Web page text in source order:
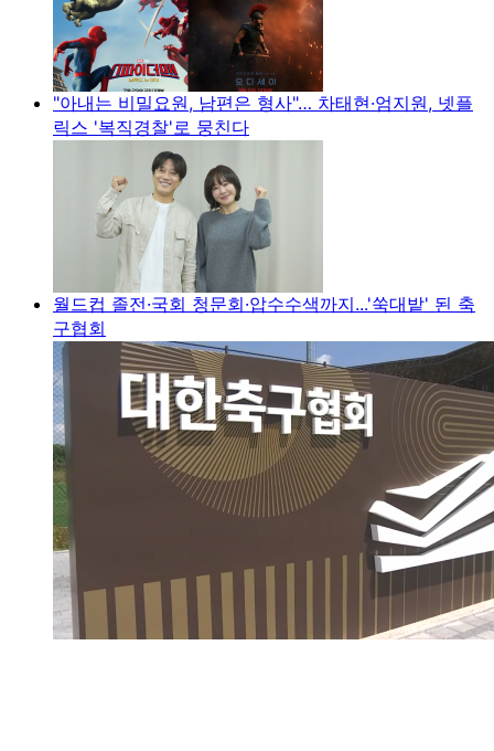
"아내는 비밀요원, 남편은 형사"… 차태현·엄지원, 넷플
릭스 '복직경찰'로 뭉친다
월드컵 졸전·국회 청문회·압수수색까지...'쑥대밭' 된 축
구협회